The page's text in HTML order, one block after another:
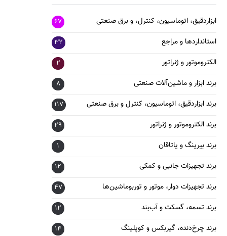
ابزاردقیق، اتوماسیون، کنترل، و برق صنعتی 67
استانداردها و مراجع 32
الکتروموتور و ژنراتور 2
برند ابزار و ماشین‌آلات صنعتی 8
برند ابزاردقیق، اتوماسیون، کنترل و برق صنعتی 117
برند الکتروموتور و ژنراتور 29
برند بیرینگ و یاتاقان 1
برند تجهیزات جانبی و کمکی 12
برند تجهیزات دوار، موتور و توربوماشین‌ها 47
برند تسمه، گسکت و آب‌بند 12
برند چرخ‌دنده، گیربکس و کوپلینگ 14